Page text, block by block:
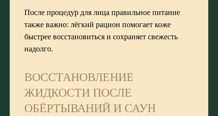
После процедур для лица правильное питание
также важно: лёгкий рацион помогает коже
быстрее восстановиться и сохраняет свежесть
надолго.
ВОССТАНОВЛЕНИЕ
ЖИДКОСТИ ПОСЛЕ
ОБЁРТЫВАНИЙ И САУН